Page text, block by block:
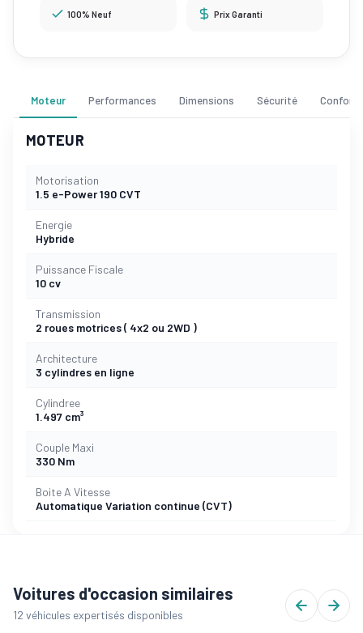
100% Neuf Prix Garanti
Moteur Performances Dimensions Sécurité Confort
MOTEUR
Motorisation
1.5 e-Power 190 CVT
Energie
Hybride
Puissance Fiscale
10 cv
Transmission
2 roues motrices ( 4x2 ou 2WD )
Architecture
3 cylindres en ligne
Cylindree
1.497 cm³
Couple Maxi
330 Nm
Boite A Vitesse
Automatique Variation continue (CVT)
Voitures d'occasion similaires
12 véhicules expertisés disponibles